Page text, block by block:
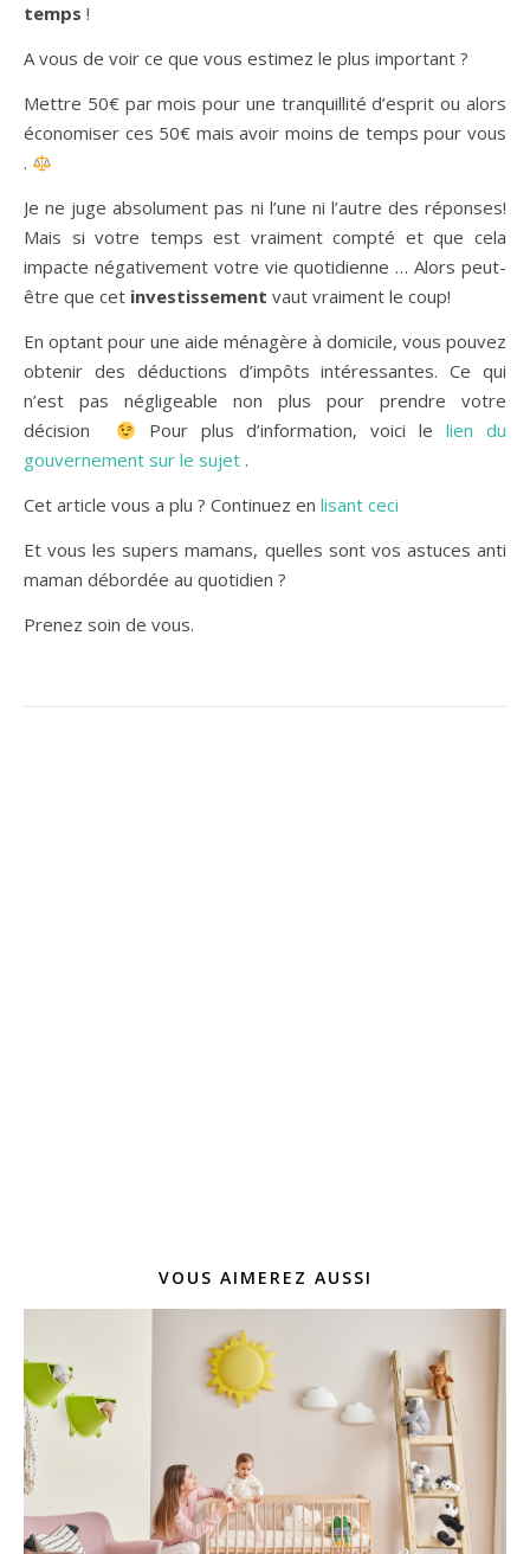
temps !
A vous de voir ce que vous estimez le plus important ?
Mettre 50€ par mois pour une tranquillité d’esprit ou alors
économiser ces 50€ mais avoir moins de temps pour vous
.
Je ne juge absolument pas ni l’une ni l’autre des réponses!
Mais si votre temps est vraiment compté et que cela
impacte négativement votre vie quotidienne … Alors peut-
être que cet investissement vaut vraiment le coup!
En optant pour une aide ménagère à domicile, vous pouvez
obtenir des déductions d’impôts intéressantes. Ce qui
n’est pas négligeable non plus pour prendre votre
décision
Pour plus d’information, voici le lien du
gouvernement sur le sujet .
Cet article vous a plu ? Continuez en lisant ceci
Et vous les supers mamans, quelles sont vos astuces anti
maman débordée au quotidien ?
Prenez soin de vous.
VOUS AIMEREZ AUSSI